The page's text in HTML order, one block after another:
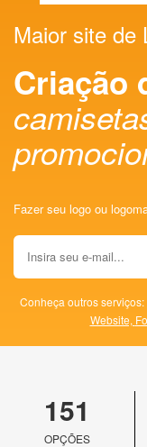
Maior site de
Criação
Fazer seu logo ou
Conheça outros serviços:
Website,
151
OPÇÕES